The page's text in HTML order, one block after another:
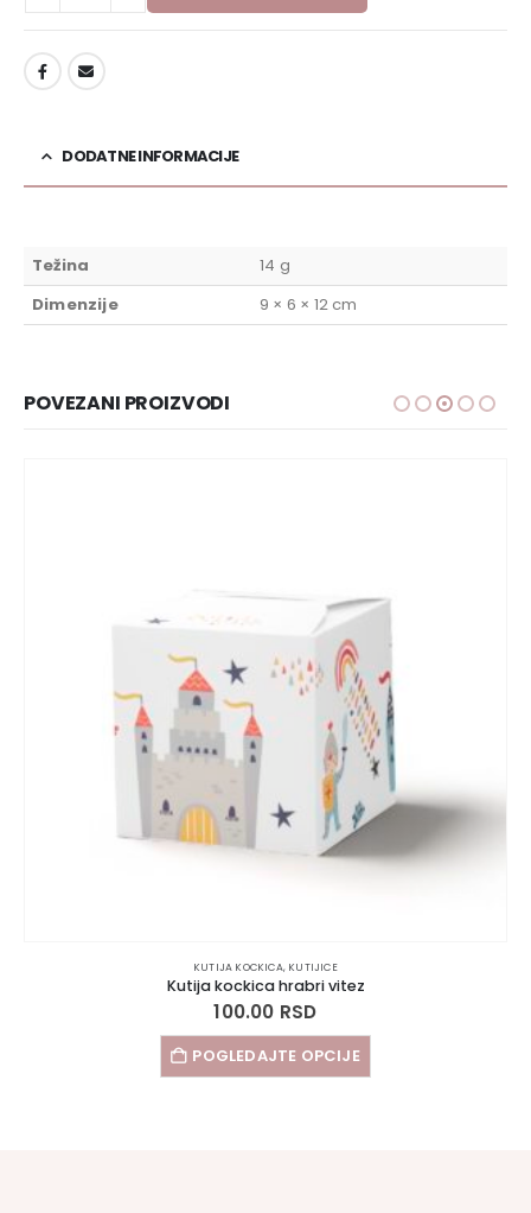
DODATNE INFORMACIJE
Težina
14 g
Dimenzije
9 × 6 × 12 cm
POVEZANI PROIZVODI
KUTIJA KOCKICA, KUTIJICE
Kutija kockica hrabri vitez
100.00 RSD
POGLEDAJTE OPCIJE